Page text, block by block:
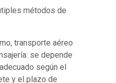
métodos de
transporte aéreo
se depende
según el
y el plazo de